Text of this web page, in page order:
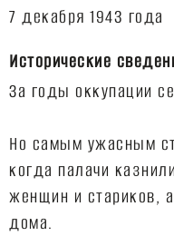
Исторические
За годы оккупации
Но самым ужасным
когда палачи
женщин и стариков,
дома.